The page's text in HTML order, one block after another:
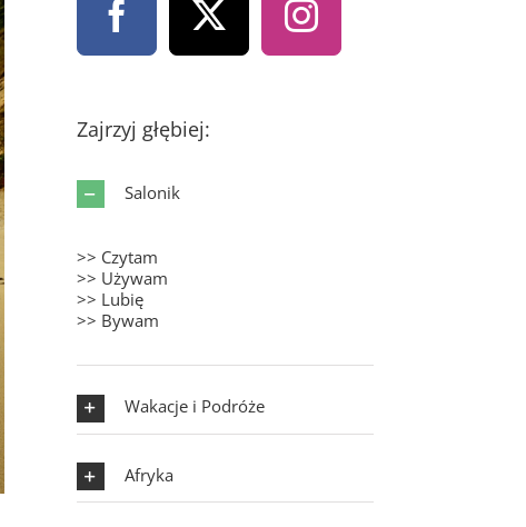
Zajrzyj głębiej:
Salonik
>> Czytam
>> Używam
>> Lubię
>> Bywam
Wakacje i Podróże
Afryka